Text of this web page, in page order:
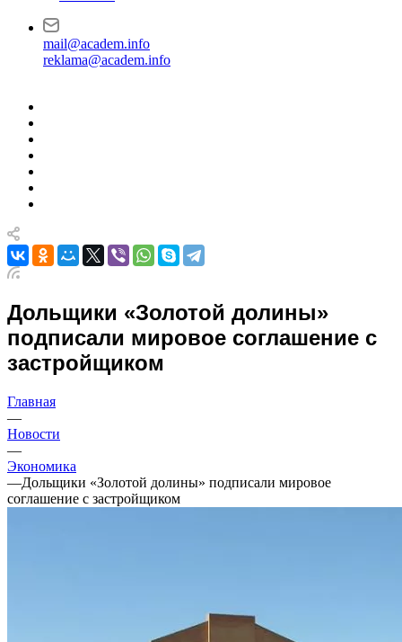
mail@academ.info
reklama@academ.info
Дольщики «Золотой долины»
подписали мировое соглашение с
застройщиком
Главная
—
Новости
—
Экономика
—Дольщики «Золотой долины» подписали мировое
соглашение с застройщиком